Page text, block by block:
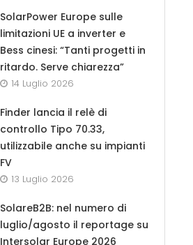
SolarPower Europe sulle
limitazioni UE a inverter e
Bess cinesi: “Tanti progetti in
ritardo. Serve chiarezza”
14 Luglio 2026
Finder lancia il relè di
controllo Tipo 70.33,
utilizzabile anche su impianti
FV
13 Luglio 2026
SolareB2B: nel numero di
luglio/agosto il reportage su
Intersolar Europe 2026